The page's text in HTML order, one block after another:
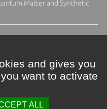
Matter and Synthetic
and gives you
want to activate
ALL